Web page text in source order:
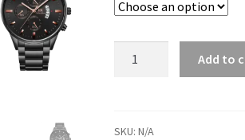
Add to
SKU:N/A